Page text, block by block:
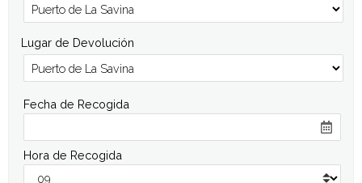
Lugar de Devolución
Fecha de Recogida
Hora de Recogida